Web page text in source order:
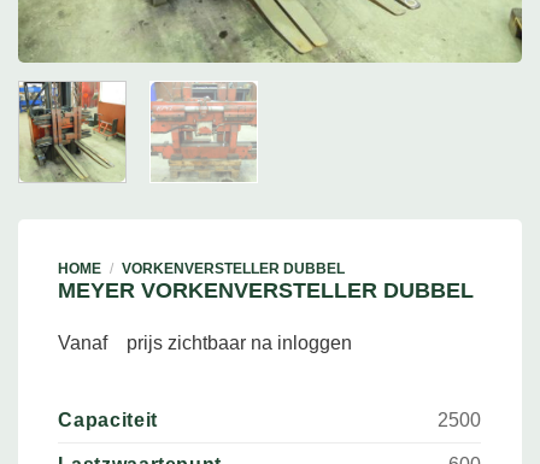
HOME / VORKENVERSTELLER DUBBEL
MEYER VORKENVERSTELLER DUBBEL
Vanaf prijs zichtbaar na inloggen
Capaciteit 2500